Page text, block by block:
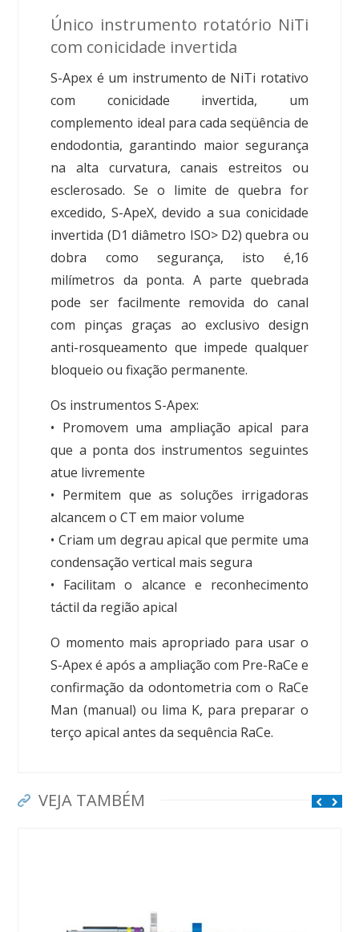
Único instrumento rotatório NiTi
com conicidade invertida
S-Apex é um instrumento de NiTi rotativo
com conicidade invertida, um
complemento ideal para cada seqüência de
endodontia, garantindo maior segurança
na alta curvatura, canais estreitos ou
esclerosado. Se o limite de quebra for
excedido, S-ApeX, devido a sua conicidade
invertida (D1 diâmetro ISO> D2) quebra ou
dobra como segurança, isto é,16
milímetros da ponta. A parte quebrada
pode ser facilmente removida do canal
com pinças graças ao exclusivo design
anti-rosqueamento que impede qualquer
bloqueio ou fixação permanente.
Os instrumentos S-Apex:
• Promovem uma ampliação apical para
que a ponta dos instrumentos seguintes
atue livremente
• Permitem que as soluções irrigadoras
alcancem o CT em maior volume
• Criam um degrau apical que permite uma
condensação vertical mais segura
• Facilitam o alcance e reconhecimento
táctil da região apical
O momento mais apropriado para usar o
S-Apex é após a ampliação com Pre-RaCe e
confirmação da odontometria com o RaCe
Man (manual) ou lima K, para preparar o
terço apical antes da sequência RaCe.
VEJA TAMBÉM